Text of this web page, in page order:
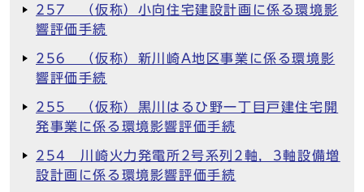
257 （仮称）小向住宅建設計画に係る環境影
響評価手続
256 （仮称）新川崎A地区事業に係る環境影
響評価手続
255 （仮称）黒川はるひ野一丁目戸建住宅開
発事業に係る環境影響評価手続
254 川崎火力発電所2号系列2軸，3軸設備増
設計画に係る環境影響評価手続